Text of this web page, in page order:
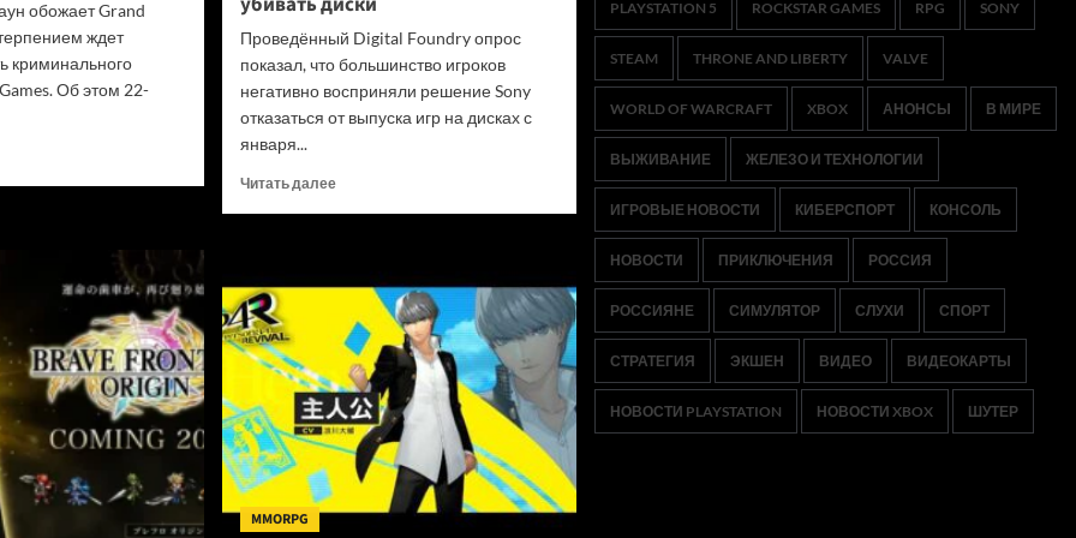
обожает Grand
ждет
криминального
Об этом 22-
Проведённый Digital Foundry опрос
показал, что большинство игроков
негативно восприняли решение Sony
отказаться от выпуска игр на дисках с
января...
Читать далееПрочитать
на
закрытых
платформах
игрокам
не
принедлежат»:
В
Digital
Foundry
призвали
MMORPG
PLAYSTATION 5 ROCKSTAR GAMES RPG SONY
STEAM THRONE AND LIBERTY VALVE
WORLD OF WARCRAFT XBOX АНОНСЫ В МИРЕ
ВЫЖИВАНИЕ ЖЕЛЕЗО И ТЕХНОЛОГИИ
ИГРОВЫЕ НОВОСТИ КИБЕРСПОРТ КОНСОЛЬ
НОВОСТИ ПРИКЛЮЧЕНИЯ РОССИЯ
РОССИЯНЕ СИМУЛЯТОР СЛУХИ СПОРТ
СТРАТЕГИЯ ЭКШЕН ВИДЕО ВИДЕОКАРТЫ
НОВОСТИ PLAYSTATION НОВОСТИ XBOX ШУТЕР